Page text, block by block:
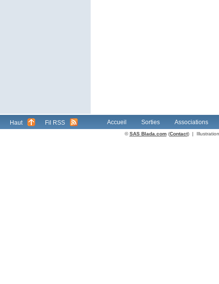
Haut Fil RSS Accueil Sorties Associations
©SAS Blada.com(Contact) |